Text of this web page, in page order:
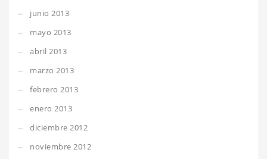
junio 2013
mayo 2013
abril 2013
marzo 2013
febrero 2013
enero 2013
diciembre 2012
noviembre 2012